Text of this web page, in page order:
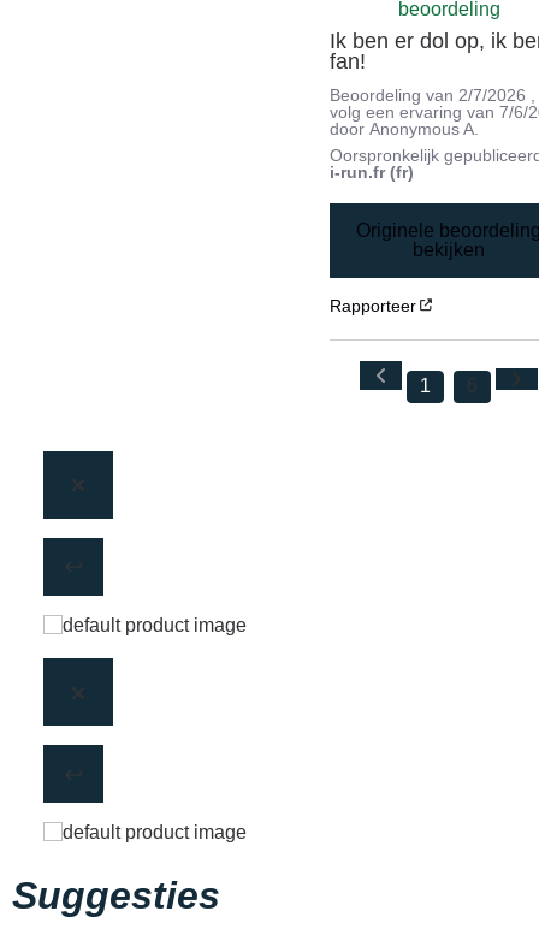
beoordeling
Ik ben er dol op, ik
fan!
Beoordeling van2/7/2026 ,
volg een ervaring van7/6/
doorAnonymous A.
Oorspronkelijk
i-run.fr (fr)
Originele
bekijken
Rapporteer
1 6
Suggesties